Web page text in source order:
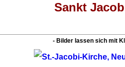
Sankt
- Bilder lassen sich mit